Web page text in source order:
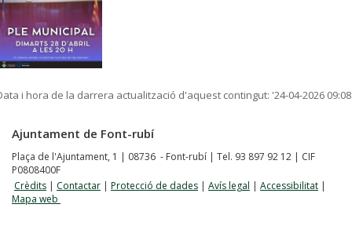
i hora de la darrera actualització d'aquest contingut: '24-04-2026 09:08
Ajuntament de Font-rubí
Plaça de l'Ajuntament, 1 | 08736 - Font-rubí | Tel. 93 897 92 12 | CIF
P0808400F
Crèdits | Contactar | Protecció de dades | Avís legal | Accessibilitat |
Mapa web